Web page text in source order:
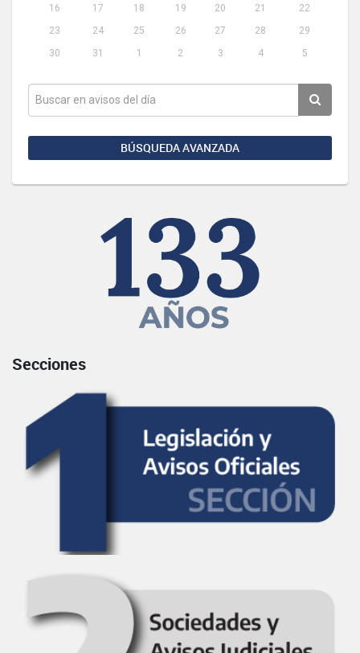
16
17 18 19 20 21
22
23
24 25 26 27 28
29
30
31 1 2 3 4 5
BÚSQUEDA AVANZADA
Secciones